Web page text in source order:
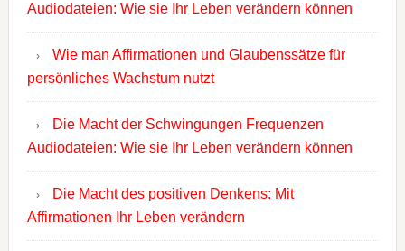
Audiodateien: Wie sie Ihr Leben verändern können
Wie man Affirmationen und Glaubenssätze für
persönliches Wachstum nutzt
Die Macht der Schwingungen Frequenzen
Audiodateien: Wie sie Ihr Leben verändern können
Die Macht des positiven Denkens: Mit
Affirmationen Ihr Leben verändern